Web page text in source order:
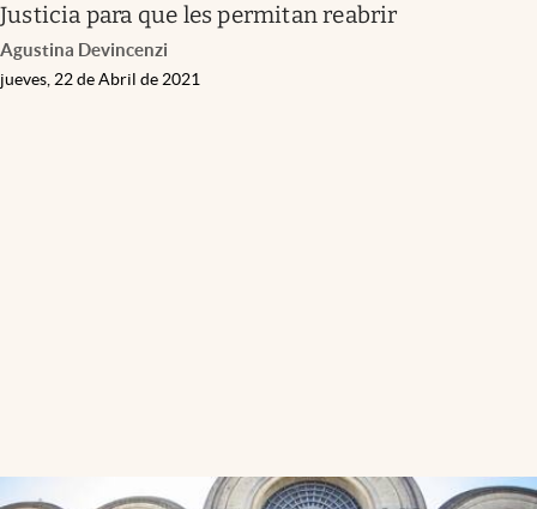
Justicia para que les permitan reabrir
Agustina Devincenzi
jueves, 22 de Abril de 2021